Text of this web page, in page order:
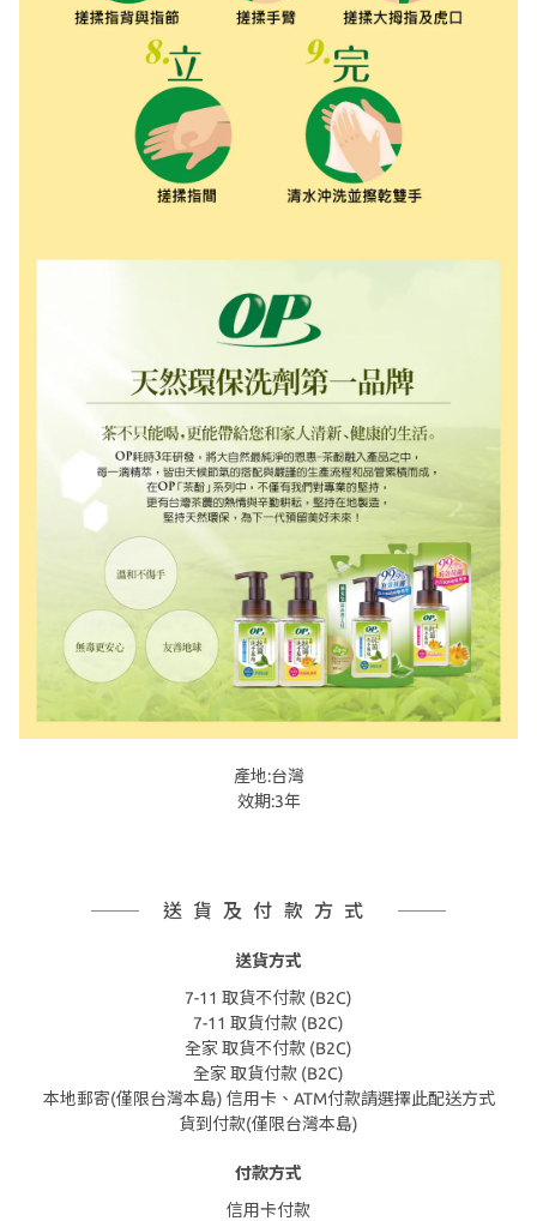
產地:台灣
效期:3年
送貨及付款方式
送貨方式
7-11 取貨不付款 (B2C)
7-11 取貨付款 (B2C)
全家 取貨不付款 (B2C)
全家 取貨付款 (B2C)
本地郵寄(僅限台灣本島) 信用卡、ATM付款請選擇此配送方式
貨到付款(僅限台灣本島)
付款方式
信用卡付款